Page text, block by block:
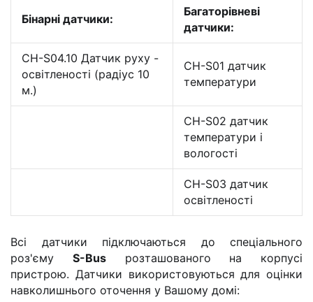
Бінарні датчики:
Багаторівневі
датчики:
CH-S04.10 Датчик руху -
освітленості (радіус 10
м.)
CH-S01 датчик
температури
CH-S02 датчик
температури і
вологості
CH-S03 датчик
освітленості
Всі датчики підключаються до спеціального
роз'єму S-Busрозташованого на корпусі
пристрою. Датчики використовуються для оцінки
навколишнього оточення у Вашому домі: